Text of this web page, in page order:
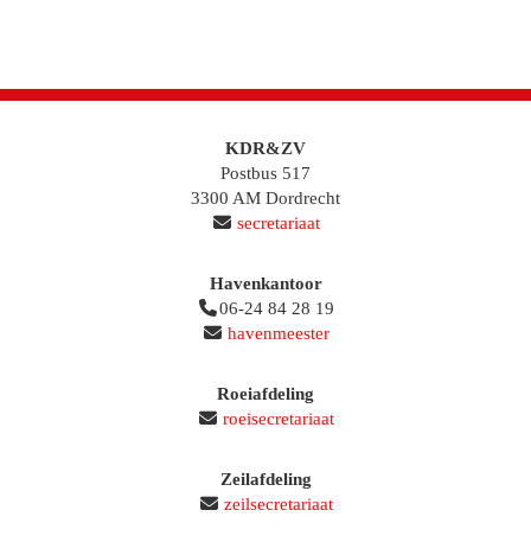
KDR&ZV
Postbus 517
3300 AM Dordrecht
secretariaat
Havenkantoor
06-24 84 28 19
havenmeester
Roeiafdeling
roeisecretariaat
Zeilafdeling
zeilsecretariaat